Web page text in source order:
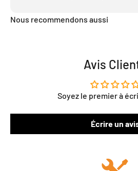
Nous recommendons aussi
Avis
Soyez le premier à
Écrire un